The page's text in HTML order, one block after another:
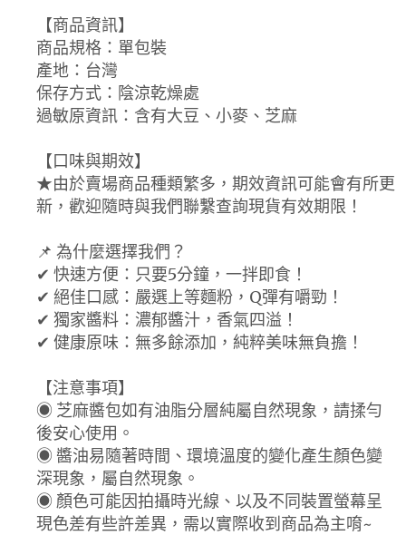
【商品資訊】
商品規格：單包裝
產地：台灣
保存方式：陰涼乾燥處
過敏原資訊：含有大豆、小麥、芝麻
【口味與期效】
★由於賣場商品種類繁多，期效資訊可能會有所更
新，歡迎隨時與我們聯繫查詢現貨有效期限！
📌 為什麼選擇我們？
✔ 快速方便：只要5分鐘，一拌即食！
✔ 絕佳口感：嚴選上等麵粉，Q彈有嚼勁！
✔ 獨家醬料：濃郁醬汁，香氣四溢！
✔ 健康原味：無多餘添加，純粹美味無負擔！
【注意事項】
◉ 芝麻醬包如有油脂分層純屬自然現象，請揉勻
後安心使用。
◉ 醬油易隨著時間、環境溫度的變化產生顏色變
深現象，屬自然現象。
◉ 顏色可能因拍攝時光線、以及不同裝置螢幕呈
現色差有些許差異，需以實際收到商品為主唷~